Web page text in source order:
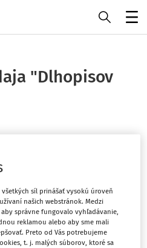
"Dlhopisov
pre riadenie dlhu a likvidity
od 3. marca 2025.
typy dlhopisov so splatnosťou 2
všetkých síl prinášať vysokú úroveň
našich webstránok. Medzi
správne fungovalo vyhľadávanie,
reklamou alebo aby sme mali
Preto od Vás potrebujeme
t. j. malých súborov, ktoré sa